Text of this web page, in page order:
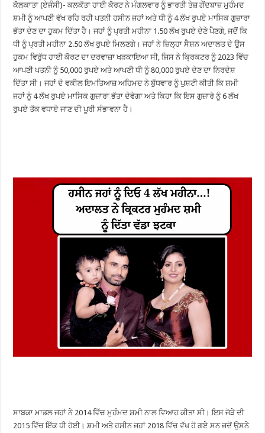
ਕੋਲਕਾਤਾ (ਏਜੰਸੀ)- ਕਲਕੱਤਾ ਹਾਈ ਕੋਰਟ ਨੇ ਮੰਗਲਵਾਰ ਨੂੰ ਭਾਰਤੀ ਤੇਜ਼ ਗੇਂਦਬਾਜ਼ ਮੁਹੰਮਦ
ਸ਼ਮੀ ਨੂੰ ਆਪਣੀ ਵੱਖ ਰਹਿ ਰਹੀ ਪਤਨੀ ਹਸੀਨ ਜਹਾਂ ਅਤੇ ਧੀ ਨੂੰ 4 ਲੱਖ ਰੁਪਏ ਮਾਸਿਕ ਗੁਜ਼ਾਰਾ
ਭੱਤਾ ਦੇਣ ਦਾ ਹੁਕਮ ਦਿੱਤਾ ਹੈ। ਜਹਾਂ ਨੂੰ ਪ੍ਰਤੀ ਮਹੀਨਾ 1.50 ਲੱਖ ਰੁਪਏ ਦੇਣੇ ਪੈਣਗੇ, ਜਦੋਂ ਕਿ
ਧੀ ਨੂੰ ਪ੍ਰਤੀ ਮਹੀਨਾ 2.50 ਲੱਖ ਰੁਪਏ ਮਿਲਣਗੇ। ਜਹਾਂ ਨੇ ਜ਼ਿਲ੍ਹਾ ਸੈਸ਼ਨ ਅਦਾਲਤ ਦੇ ਉਸ
ਹੁਕਮ ਵਿਰੁੱਧ ਹਾਈ ਕੋਰਟ ਦਾ ਦਰਵਾਜ਼ਾ ਖੜਕਾਇਆ ਸੀ, ਜਿਸ ਨੇ ਕ੍ਰਿਕਟਰ ਨੂੰ 2023 ਵਿੱਚ
ਆਪਣੀ ਪਤਨੀ ਨੂੰ 50,000 ਰੁਪਏ ਅਤੇ ਆਪਣੀ ਧੀ ਨੂੰ 80,000 ਰੁਪਏ ਦੇਣ ਦਾ ਨਿਰਦੇਸ਼
ਦਿੱਤਾ ਸੀ। ਜਹਾਂ ਦੇ ਵਕੀਲ ਇਮਤਿਆਜ਼ ਅਹਿਮਦ ਨੇ ਬੁੱਧਵਾਰ ਨੂੰ ਪੁਸ਼ਟੀ ਕੀਤੀ ਕਿ ਸ਼ਮੀ
ਜਹਾਂ ਨੂੰ 4 ਲੱਖ ਰੁਪਏ ਮਾਸਿਕ ਗੁਜ਼ਾਰਾ ਭੱਤਾ ਦੇਵੇਗਾ ਅਤੇ ਕਿਹਾ ਕਿ ਇਸ ਗੁਜ਼ਾਰੇ ਨੂੰ 6 ਲੱਖ
ਰੁਪਏ ਤੱਕ ਵਧਾਏ ਜਾਣ ਦੀ ਪੂਰੀ ਸੰਭਾਵਨਾ ਹੈ।
ਸਾਬਕਾ ਮਾਡਲ ਜਹਾਂ ਨੇ 2014 ਵਿੱਚ ਮੁਹੰਮਦ ਸ਼ਮੀ ਨਾਲ ਵਿਆਹ ਕੀਤਾ ਸੀ। ਇਸ ਜੋੜੇ ਦੀ
2015 ਵਿੱਚ ਇੱਕ ਧੀ ਹੋਈ। ਸ਼ਮੀ ਅਤੇ ਹਸੀਨ ਜਹਾਂ 2018 ਵਿੱਚ ਵੱਖ ਹੋ ਗਏ ਸਨ ਜਦੋਂ ਉਸਨੇ